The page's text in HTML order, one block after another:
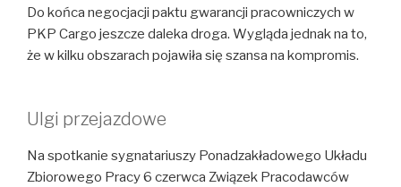
Do końca negocjacji paktu gwarancji pracowniczych w
PKP Cargo jeszcze daleka droga. Wygląda jednak na to,
że w kilku obszarach pojawiła się szansa na kompromis.
Ulgi przejazdowe
Na spotkanie sygnatariuszy Ponadzakładowego Układu
Zbiorowego Pracy 6 czerwca Związek Pracodawców